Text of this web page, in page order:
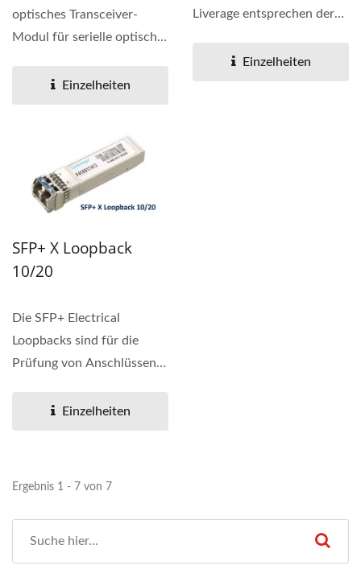
optisches Transceiver-
Modul für serielle optische
Gbps....
Einzelheiten
Liverage entsprechen der
Source...
Einzelheiten
SFP+ X Loopback
10/20
Die SFP+ Electrical
Loopbacks sind für die
Prüfung von Anschlüssen
Einzelheiten
Ergebnis 1 - 7 von 7